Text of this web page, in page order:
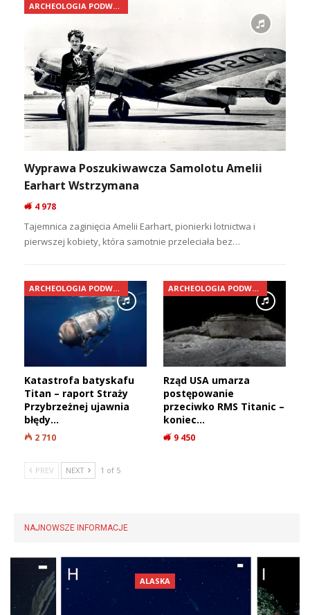
ARCHEOLOGIA PODWODNA
Wyprawa Poszukiwawcza Samolotu Amelii
Earhart Wstrzymana
4 978
Tajemnica zaginięcia Amelii Earhart, pionierki lotnictwa i
pierwszej kobiety, która samotnie przeleciała bez…
ARCHEOLOGIA PODWODNA
Katastrofa batyskafu
Titan – raport Straży
Przybrzeżnej ujawnia
błędy…
2 710
ARCHEOLOGIA PODWODNA
Rząd USA umarza
postępowanie
przeciwko RMS Titanic –
koniec…
9 450
PREV NEXT 1 of 5
NAJNOWSZE INFORMACJE
AEGEANTEC